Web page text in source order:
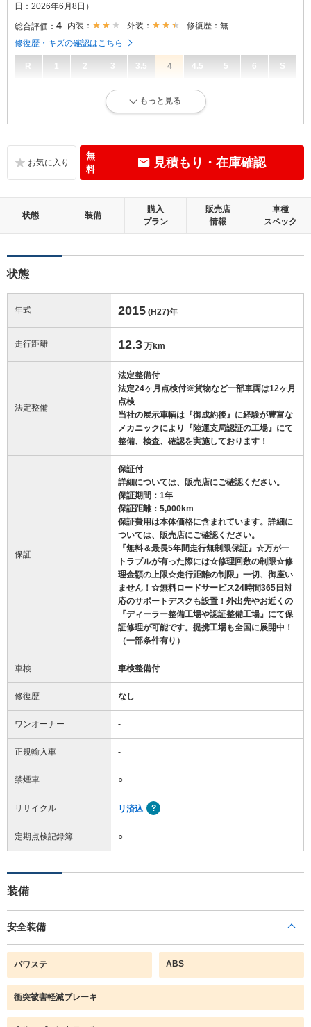
日：2026年6月8日）
総合評価： 4 内装： 外装：
修復歴：無
修復歴・キズの確認はこちら
R 1 2 3 3.5 4 4.5 5 6 S
内外装に目立たない多少のキズ、ヘコミが認められる状態です。
標準的に使用されていて、多少のコゲ、スレ、キズがあります。
修復歴：無
もっと見る
無
料
見積もり・在庫確認
状態 装備
購入
プラン
販売店
情報
車種
スペック
状態
年式 2015 (H27)年
走行距離 12.3 万km
法定整備
法定整備付
法定24ヶ月点検付※貨物など一部車両は12ヶ月
点検
当社の展示車輌は『御成約後』に経験が豊富な
メカニックにより『陸運支局認証の工場』にて
整備、検査、確認を実施しております！
保証
保証付
詳細については、販売店にご確認ください。
保証期間：1年
保証距離：5,000km
保証費用は本体価格に含まれています。詳細に
ついては、販売店にご確認ください。
『無料＆最長5年間走行無制限保証』☆万が一
トラブルが有った際には☆修理回数の制限☆修
理金額の上限☆走行距離の制限』一切、御座い
ません！☆無料ロードサービス24時間365日対
応のサポートデスクも設置！外出先やお近くの
『ディーラー整備工場や認証整備工場』にて保
証修理が可能です。提携工場も全国に展開中！
（一部条件有り）
車検 車検整備付
修復歴 なし
ワンオーナー -
正規輸入車 -
禁煙車 ○
リサイクル リ済込
定期点検記録簿 ○
装備
安全装備
パワステ ABS
衝突被害軽減ブレーキ